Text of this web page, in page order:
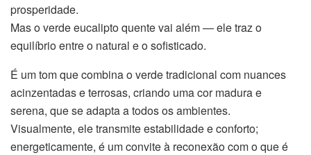
prosperidade.
Mas o verde eucalipto quente vai além — ele traz o
equilíbrio entre o natural e o sofisticado.
É um tom que combina o verde tradicional com nuances
acinzentadas e terrosas, criando uma cor madura e
serena, que se adapta a todos os ambientes.
Visualmente, ele transmite estabilidade e conforto;
energeticamente, é um convite à reconexão com o que é